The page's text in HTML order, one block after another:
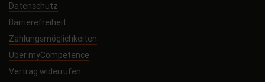
Datenschutz
Barrierefreiheit
Zahlungsmöglichkeiten
Über myCompetence
Vertrag widerrufen